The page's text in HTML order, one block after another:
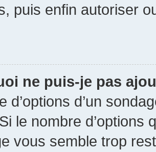
puis enfin autoriser
ne puis-je pas
d’options d’un
le nombre d’options
vous semble trop